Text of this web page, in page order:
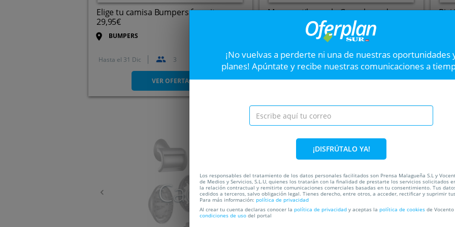
Elige tu camisa Bumpers favorita por
29,95€
BUMPERS
Hasta el 31 Dic 3
VER OFERTA
Marca estilo con la Guayabera de
Bumpers por 39,50€
BUMPERS
Hasta el 30 Sep 2
VER OFERTA
Bici
Caducada
SiguienteSecador de pelo
de nueva
Su diseño innovador y sus
en una opción ideal para
53%
¡No vuelvas a perderte ni una de nuestras oportunidades
planes! Apúntate y recibe nuestras comunicaciones a
¡DISFRÚTALO YA!
Los responsables del tratamiento de los datos personales facilitados son Prensa Malagueña S.L y
de Medios y Servicios, S.L.U, quienes los tratarán con la finalidad de prestarte los servicios solicitados
la relación contractual y remitirte comunicaciones comerciales basadas en tu consentimiento. Tus
cedidos a terceros, salvo obligación legal. Tienes derecho, entre otros, a acceder, rectificar y suprimir
Para más información: política de privacidad
Al crear tu cuenta declaras conocer la política de privacidad y aceptas la política de cookies de
condiciones de uso del portal